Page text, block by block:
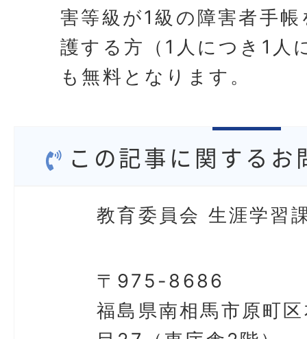
害等級が1級の障害者手
護する方（1人につき1人
も無料となります。
この記事に関するお
教育委員会 生涯学習
〒975-8686
福島県南相馬市原町